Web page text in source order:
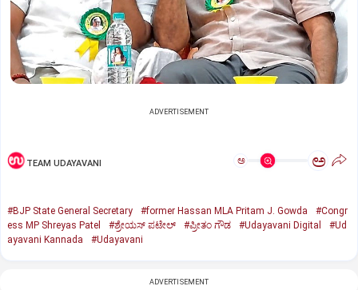
ADVERTISEMENT
TEAM UDAYAVANI ಅ ಅ
#BJP State General Secretary #former Hassan MLA Pritam J. Gowda
#Congr
ess MP Shreyas Patel
#ಶ್ರೇಯಸ್ ಪಟೇಲ್ #ಪ್ರೀತಂ ಗೌಡ #Udayavani Digital
#Ud
ayavani Kannada
#Udayavani
ADVERTISEMENT